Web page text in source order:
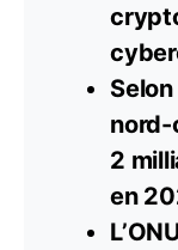
nord-
2
en